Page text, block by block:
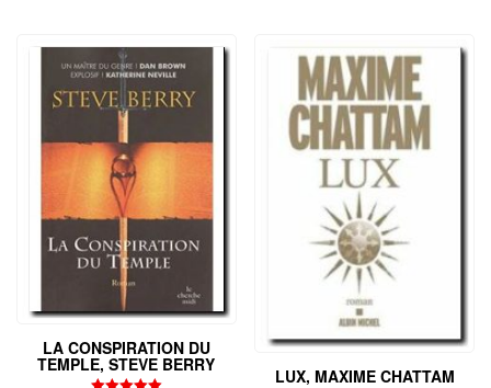
LA CONSPIRATION DU
TEMPLE, STEVE BERRY
LUX, MAXIME CHATTAM